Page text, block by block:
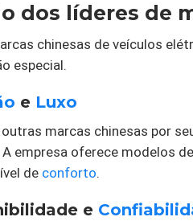
dos líderes de
chinesas de veículos
especial.
e Luxo
marcas chinesas por
empresa oferece modelos
de conforto.
e